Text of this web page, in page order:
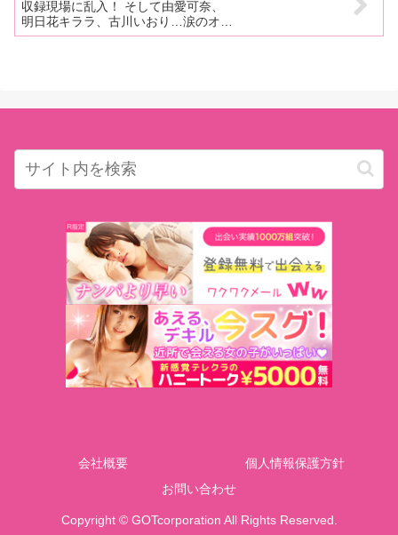
収録現場に乱入！ そして由愛可奈、
明日花キララ、古川いおり…涙のオン
パレード
会社概要
個人情報保護方針
お問い合わせ
Copyright © GOTcorporation All Rights Reserved.